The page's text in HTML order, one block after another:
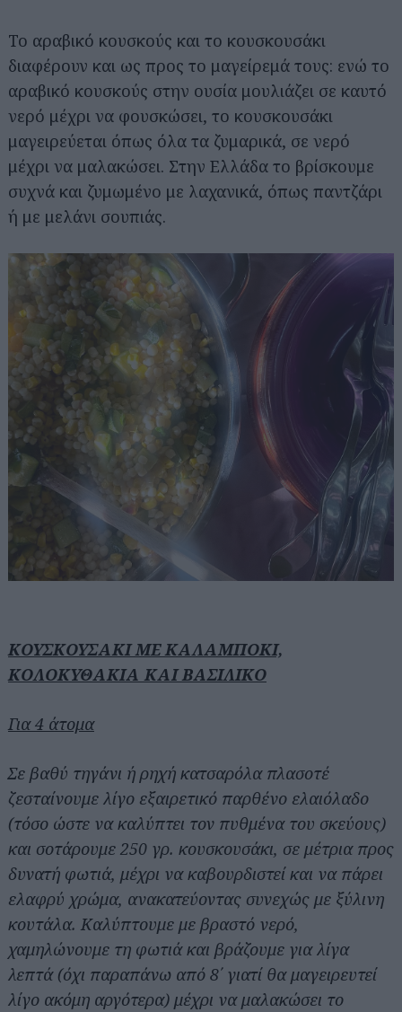
Το αραβικό κουσκούς και το κουσκουσάκι
διαφέρουν και ως προς το μαγείρεμά τους: ενώ το
αραβικό κουσκούς στην ουσία μουλιάζει σε καυτό
νερό μέχρι να φουσκώσει, το κουσκουσάκι
μαγειρεύεται όπως όλα τα ζυμαρικά, σε νερό
μέχρι να μαλακώσει. Στην Ελλάδα το βρίσκουμε
συχνά και ζυμωμένο με λαχανικά, όπως παντζάρι
ή με μελάνι σουπιάς.
ΚΟΥΣΚΟΥΣΑΚΙ ΜΕ ΚΑΛΑΜΠΟΚΙ,
ΚΟΛΟΚΥΘΑΚΙΑ ΚΑΙ ΒΑΣΙΛΙΚΟ
Για 4 άτομα
Σε βαθύ τηγάνι ή ρηχή κατσαρόλα πλασοτέ
ζεσταίνουμε λίγο εξαιρετικό παρθένο ελαιόλαδο
(τόσο ώστε να καλύπτει τον πυθμένα του σκεύους)
και σοτάρουμε 250 γρ. κουσκουσάκι, σε μέτρια προς
δυνατή φωτιά, μέχρι να καβουρδιστεί και να πάρει
ελαφρύ χρώμα, ανακατεύοντας συνεχώς με ξύλινη
κουτάλα. Καλύπτουμε με βραστό νερό,
χαμηλώνουμε τη φωτιά και βράζουμε για λίγα
λεπτά (όχι παραπάνω από 8΄ γιατί θα μαγειρευτεί
λίγο ακόμη αργότερα) μέχρι να μαλακώσει το